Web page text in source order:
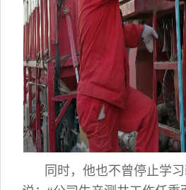
同时，他也不曾停止学